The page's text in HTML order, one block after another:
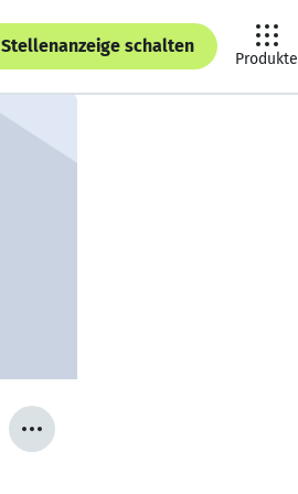
Stellenanzeige schalten
Produkte